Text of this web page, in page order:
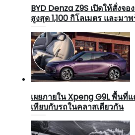
BYD Denza Z9S เปิดให้สั่งจ
สูงสุด 1,100 กิโลเมตร และมา
เผยภายใน Xpeng G9L พื้นที่
เทียบกับรถในคลาสเดียวกัน